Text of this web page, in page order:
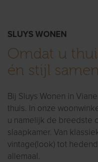
SLUYS WONEN
Omdat u
én stijl
Bij Sluys Wonen in
thuis. In onze
u namelijk de breedste
slaapkamer. Van
vintage(look) tot
allemaal.